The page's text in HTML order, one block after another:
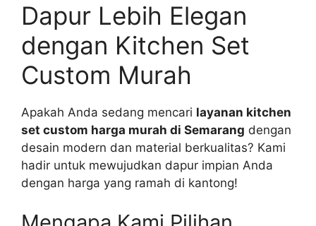
Dapur Lebih Elegan
dengan Kitchen Set
Custom Murah
Apakah Anda sedang mencari layanan kitchen
set custom harga murah di Semarang dengan
desain modern dan material berkualitas? Kami
hadir untuk mewujudkan dapur impian Anda
dengan harga yang ramah di kantong!